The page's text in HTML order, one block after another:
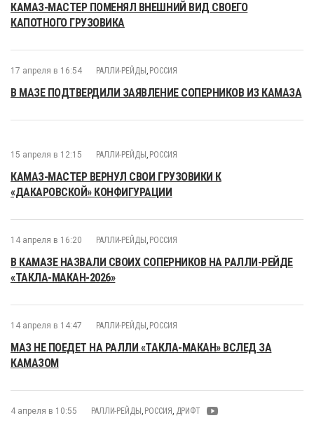
КАМАЗ-МАСТЕР ПОМЕНЯЛ ВНЕШНИЙ ВИД СВОЕГО
КАПОТНОГО ГРУЗОВИКА
17 апреля в 16:54 РАЛЛИ-РЕЙДЫ , РОССИЯ
В МАЗЕ ПОДТВЕРДИЛИ ЗАЯВЛЕНИЕ СОПЕРНИКОВ ИЗ КАМАЗА
15 апреля в 12:15 РАЛЛИ-РЕЙДЫ , РОССИЯ
КАМАЗ-МАСТЕР ВЕРНУЛ СВОИ ГРУЗОВИКИ К
«ДАКАРОВСКОЙ» КОНФИГУРАЦИИ
14 апреля в 16:20 РАЛЛИ-РЕЙДЫ , РОССИЯ
В КАМАЗЕ НАЗВАЛИ СВОИХ СОПЕРНИКОВ НА РАЛЛИ-РЕЙДЕ
«ТАКЛА-МАКАН-2026»
14 апреля в 14:47 РАЛЛИ-РЕЙДЫ , РОССИЯ
МАЗ НЕ ПОЕДЕТ НА РАЛЛИ «ТАКЛА-МАКАН» ВСЛЕД ЗА
КАМАЗОМ
4 апреля в 10:55 РАЛЛИ-РЕЙДЫ , РОССИЯ , ДРИФТ